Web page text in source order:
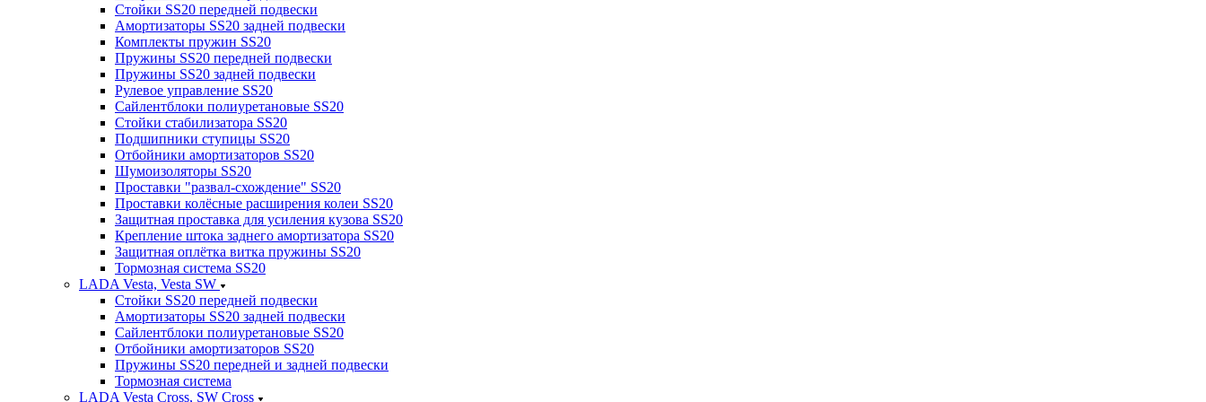
Стойки SS20 передней подвески
Амортизаторы SS20 задней подвески
Комплекты пружин SS20
Пружины SS20 передней подвески
Пружины SS20 задней подвески
Рулевое управление SS20
Сайлентблоки полиуретановые SS20
Стойки стабилизатора SS20
Подшипники ступицы SS20
Отбойники амортизаторов SS20
Шумоизоляторы SS20
Проставки "развал-схождение" SS20
Проставки колёсные расширения колеи SS20
Защитная проставка для усиления кузова SS20
Крепление штока заднего амортизатора SS20
Защитная оплётка витка пружины SS20
Тормозная система SS20
LADA Vesta, Vesta SW
Стойки SS20 передней подвески
Амортизаторы SS20 задней подвески
Сайлентблоки полиуретановые SS20
Отбойники амортизаторов SS20
Пружины SS20 передней и задней подвески
Тормозная система
LADA Vesta Cross, SW Cross